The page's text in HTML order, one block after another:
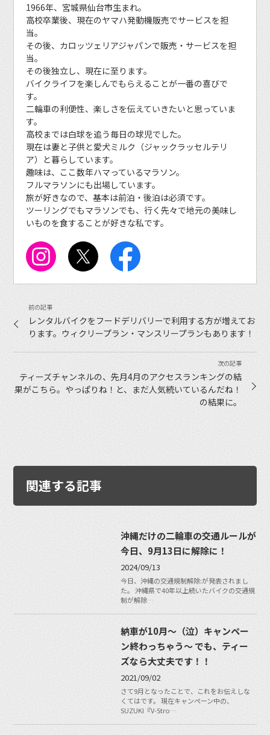
1966年、宮城県仙台市生まれ。
高校卒業後、現在のヤマハ発動機販売でサービスを担
当。
その後、カロッツェリアジャパンで販売・サービスを担
当。
その後独立し、現在に至ります。
バイクライフを楽しんでもらえることが一番の喜びで
す。
二輪車の利便性、楽しさを伝えていきたいと思っていま
す。
高校までは白球を追う毎日の球児でした。
現在は妻と子供と愛犬ミルク（ジャックラッセルテリ
ア）と暮らしています。
趣味は、ここ数年ハマっているマラソン。
フルマラソンにも出場しています。
旅が好きなので、基本は前泊・後泊は必須です。
ツーリングでもマラソンでも、行く先々で地元の美味し
いものを食することが好きな私です。
レンタルバイクをフードデリバリーで利用する方が増えてお
ります。ウィクリープラン・マンスリープランもあります！
ティーズチャンネルの、先月4月のアクセスランキングの結
果がこちら。やっぱりね！と、まだ人気続いているんだね！
の結果に。
関連する記事
沖縄だけの二輪車の交通ルールが
今日、9月13日に解除に！
2024/09/13
今日、沖縄の交通規制解除:が発表されまし
た。 沖縄県で40年以上続いたバイクの交通規
制が解除…
納車が10月〜（泣）キャンペー
ン終わっちゃう〜 でも、ティー
ズなら大丈夫です！！
2021/09/02
さて9月となったことで、これをお伝えしな
くてはです。 現在キャンペーン中の、
SUZUKI『V-Stro…